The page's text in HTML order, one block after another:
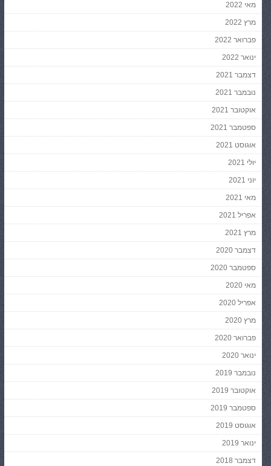
מאי 2022
מרץ 2022
פברואר 2022
ינואר 2022
דצמבר 2021
נובמבר 2021
אוקטובר 2021
ספטמבר 2021
אוגוסט 2021
יולי 2021
יוני 2021
מאי 2021
אפריל 2021
מרץ 2021
דצמבר 2020
ספטמבר 2020
מאי 2020
אפריל 2020
מרץ 2020
פברואר 2020
ינואר 2020
נובמבר 2019
אוקטובר 2019
ספטמבר 2019
אוגוסט 2019
ינואר 2019
דצמבר 2018